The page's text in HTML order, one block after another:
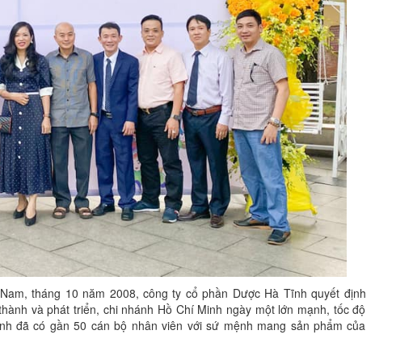
tháng 10 năm 2008, công ty cổ phần Dược Hà Tĩnh quyết định
và phát triển, chi nhánh Hồ Chí Minh ngày một lớn mạnh, tốc độ
đã có gần 50 cán bộ nhân viên với sứ mệnh mang sản phẩm của